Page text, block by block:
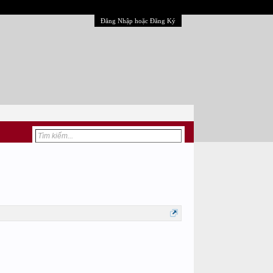
Đăng Nhập hoặc Đăng Ký